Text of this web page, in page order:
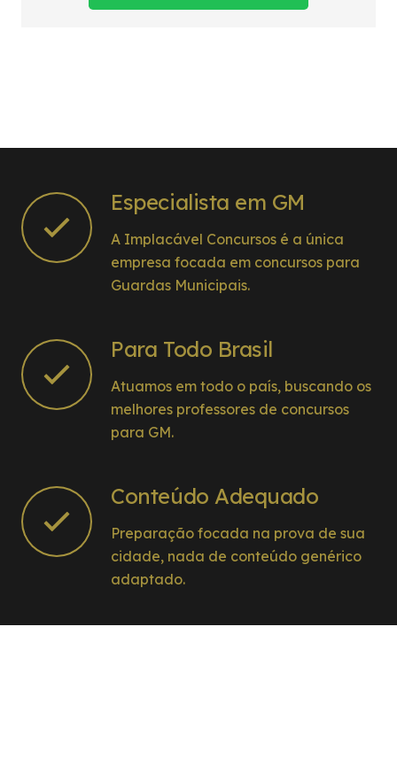
Especialista em GM
A Implacável Concursos é a única
empresa focada em concursos para
Guardas Municipais.
Para Todo Brasil
Atuamos em todo o país, buscando os
melhores professores de concursos
para GM.
Conteúdo Adequado
Preparação focada na prova de sua
cidade, nada de conteúdo genérico
adaptado.